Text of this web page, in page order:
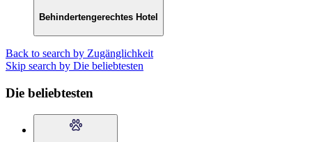
Behindertengerechtes Hotel
Back to search by Zugänglichkeit
Skip search by Die beliebtesten
Die beliebtesten